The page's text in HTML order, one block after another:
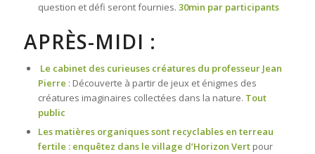
question et défi seront fournies. 30min par participants
APRÈS-MIDI :
Le cabinet des curieuses créatures du professeur Jean
Pierre : Découverte à partir de jeux et énigmes des
créatures imaginaires collectées dans la nature. Tout
public
Les matières organiques sont recyclables en terreau
fertile : enquêtez dans le village d’Horizon Vertpour